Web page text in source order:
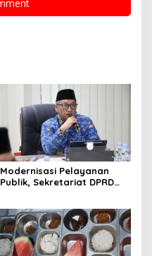
Modernisasi Pelayanan
Publik, Sekretariat DPRD